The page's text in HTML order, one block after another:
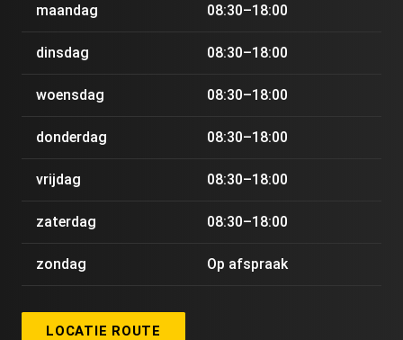
maandag 08:30–18:00
dinsdag 08:30–18:00
woensdag 08:30–18:00
donderdag 08:30–18:00
vrijdag 08:30–18:00
zaterdag 08:30–18:00
zondag Op afspraak
LOCATIE ROUTE